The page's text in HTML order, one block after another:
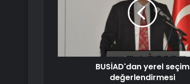
BUSİAD'dan yerel seçim
değerlendirmesi